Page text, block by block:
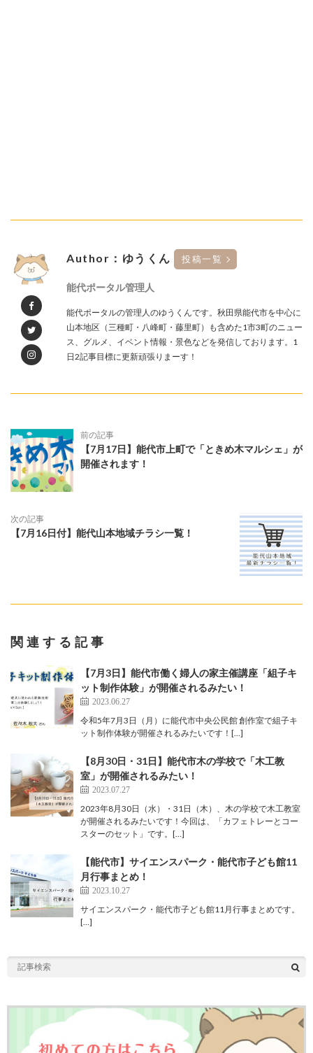
Author：ゆうくん 投稿一覧
能代ポータル管理人
能代ポータルの管理人のゆうくんです。秋田県能代市を中心に
山本地区（三種町・八峰町・藤里町）も含めた1市3町のニュー
ス、グルメ、イベント情報・景色などを発信しております。1
日2記事目標に更新頑張りまーす！
前の記事
【7月17日】能代市上町で「ときめ木マルシェ」が
開催されます！
次の記事
【7月16日付】能代山本地域チラシ一覧！
関連する記事
【7月3日】能代市働く婦人の家主催講座「組子キ
ット制作体験」が開催されるみたい！
2023.06.27
令和5年7月3日（月）に能代市中央公民館 創作室で組子キ
ット制作体験が開催されるみたいです！[…]
【8月30日・31日】能代市木の学校で「木工教
室」が開催されるみたい！
2023.07.27
2023年8月30日（水）・31日（木）、木の学校で木工教室
が開催されるみたいです！今回は、「カフェトレーとコー
スターのセット」です。[…]
【能代市】サイエンスパーク・能代市子ども館11
月行事まとめ！
2023.10.27
サイエンスパーク・能代市子ども館11月行事まとめです。
[…]